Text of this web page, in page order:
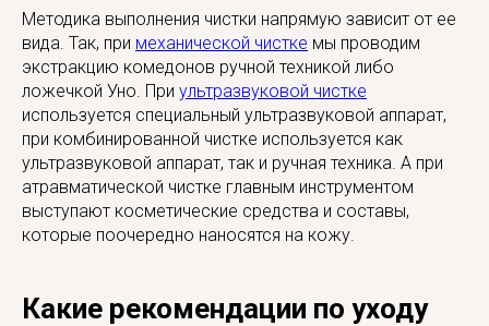
Методика выполнения чистки напрямую зависит от ее
вида. Так, при механической чистке мы проводим
экстракцию комедонов ручной техникой либо
ложечкой Уно. При ультразвуковой чистке
используется специальный ультразвуковой аппарат,
при комбинированной чистке используется как
ультразвуковой аппарат, так и ручная техника. А при
атравматической чистке главным инструментом
выступают косметические средства и составы,
которые поочередно наносятся на кожу.
Какие рекомендации по уходу